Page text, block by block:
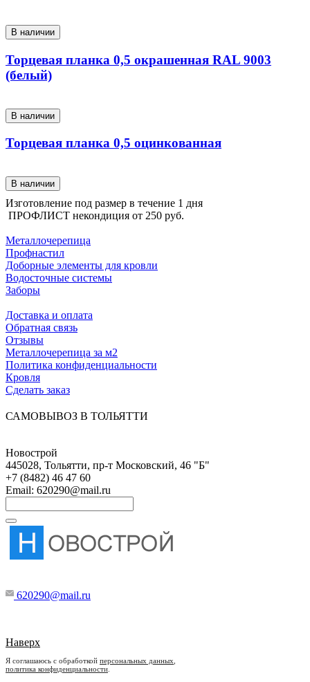
В наличии
Торцевая планка 0,5 окрашенная RAL 9003
(белый)
В наличии
Торцевая планка 0,5 оцинкованная
В наличии
Изготовление под размер в течение 1 дня
ПРОФЛИСТ некондиция от 250 руб.
Металлочерепица
Профнастил
Доборные элементы для кровли
Водосточные системы
Заборы
Доставка и оплата
Обратная связь
Отзывы
Металлочерепица за м2
Политика конфиденциальности
Кровля
Сделать заказ
САМОВЫВОЗ В ТОЛЬЯТТИ
Новострой
445028, Тольятти, пр-т Московский, 46 "Б"
+7 (8482) 46 47 60
Email: 620290@mail.ru
620290@mail.ru
Наверх
Я соглашаюсь с обработкой персональных данных
политика конфиденциальности